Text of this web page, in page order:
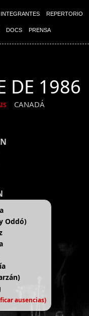
INTEGRANTES REPERTORIO
DOCS PRENSA
DE 1986
CANADÁ
Oddó)
ausencias)